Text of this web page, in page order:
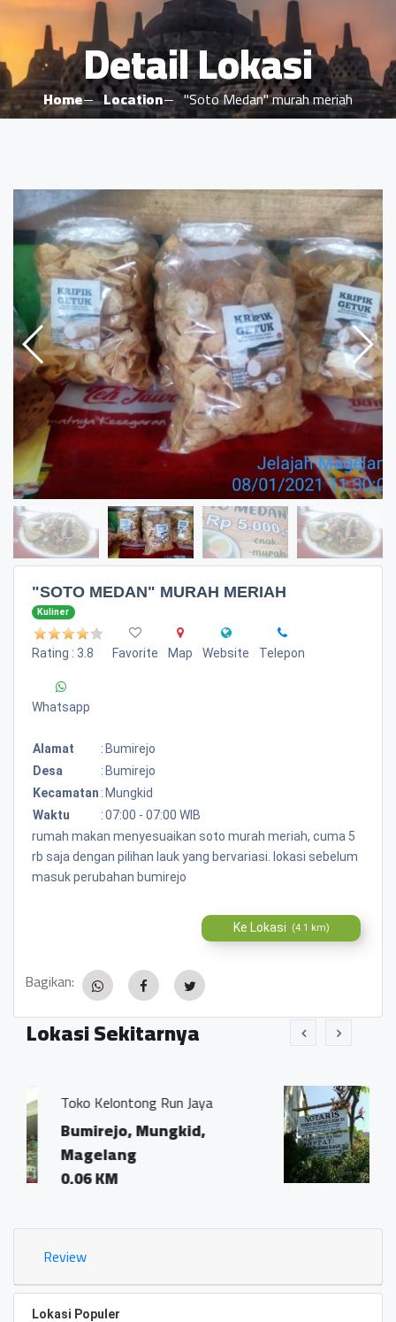
Detail Lokasi
Home Location "Soto Medan" murah meriah
"SOTO MEDAN" MURAH MERIAH
Kuliner
Rating : 3.8 Favorite Map Website Telepon
Whatsapp
Alamat : Bumirejo
Desa
: Bumirejo
Kecamatan : Mungkid
Waktu
:07:00 - 07:00 WIB
rumah makan menyesuaikan soto murah meriah, cuma 5
rb saja dengan pilihan lauk yang bervariasi. lokasi sebelum
masuk perubahan bumirejo
Ke Lokasi (4.1 km)
Bagikan:
Lokasi Sekitarnya
Jaya Kantor Notaris dan
Ivo Marius, SH"
Bumirejo, Mungkid,
Magelang
Review
Lokasi Populer